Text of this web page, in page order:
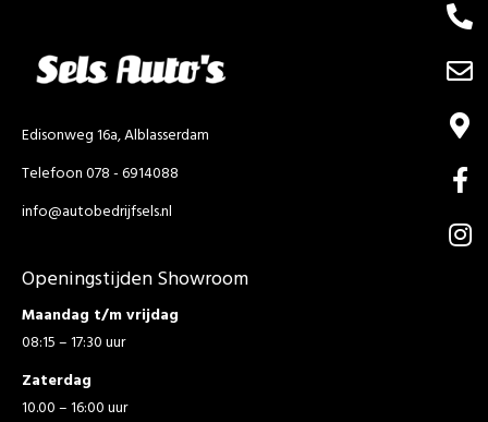
Edisonweg 16a, Alblasserdam
Telefoon 078 - 6914088
info@autobedrijfsels.nl
Openingstijden Showroom
Maandag t/m vrijdag
08:15 – 17:30 uur
Zaterdag
10.00 – 16:00 uur